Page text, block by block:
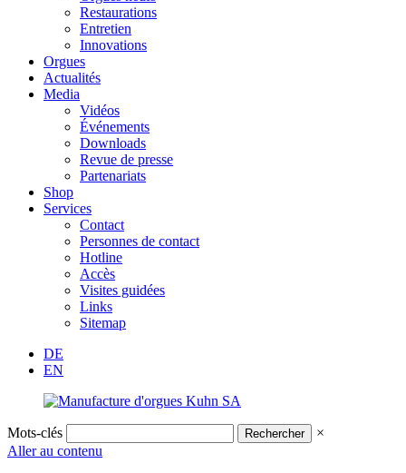
Restaurations
Entretien
Innovations
Orgues
Actualités
Media
Vidéos
Événements
Downloads
Revue de presse
Partenariats
Shop
Services
Contact
Personnes de contact
Hotline
Accès
Visites guidées
Links
Sitemap
DE
EN
Mots-clés
×
Aller au contenu